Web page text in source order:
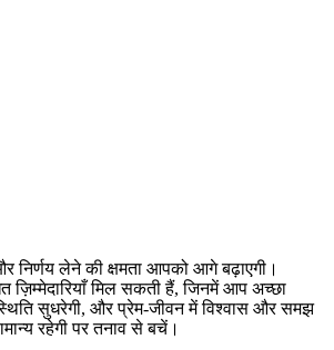
निर्णय लेने की क्षमता आपको आगे बढ़ाएगी।
ज़िम्मेदारियाँ मिल सकती हैं, जिनमें आप अच्छा
सुधरेगी, और प्रेम‑जीवन में विश्वास और समझ
रहेगी पर तनाव से बचें।